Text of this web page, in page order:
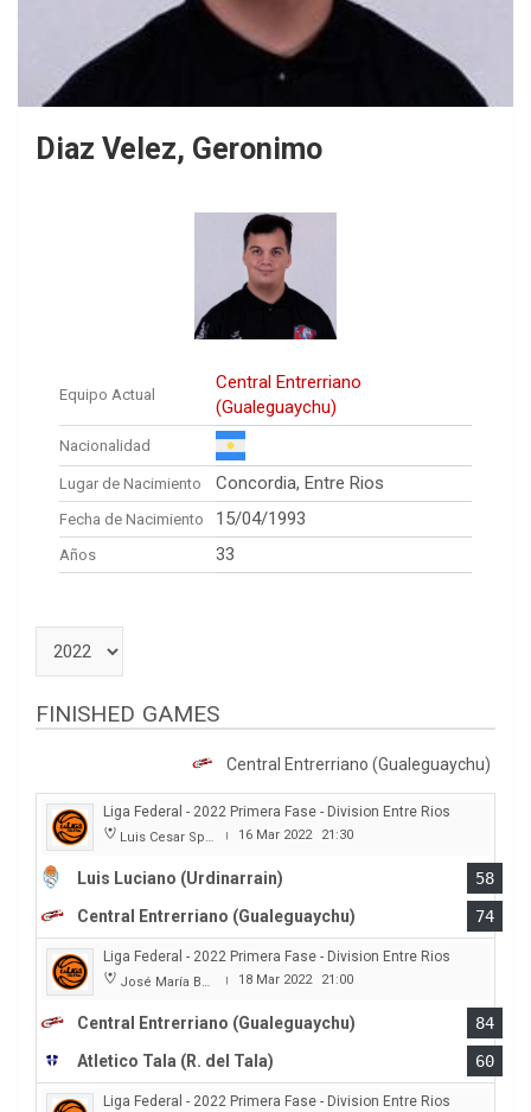
Diaz Velez, Geronimo
Equipo Actual
Central Entrerriano
(Gualeguaychu)
Nacionalidad
Lugar de Nacimiento Concordia, Entre Rios
Fecha de Nacimiento 15/04/1993
Años 33
FINISHED GAMES
Central Entrerriano (Gualeguaychu)
Liga Federal - 2022 Primera Fase - Division Entre Rios
Luis Cesar Spiazzi | 16 Mar 2022 21:30
Luis Luciano (Urdinarrain)
58
Central Entrerriano (Gualeguaychu)
74
Liga Federal - 2022 Primera Fase - Division Entre Rios
José María Bertora | 18 Mar 2022 21:00
Central Entrerriano (Gualeguaychu)
84
Atletico Tala (R. del Tala)
60
Liga Federal - 2022 Primera Fase - Division Entre Rios